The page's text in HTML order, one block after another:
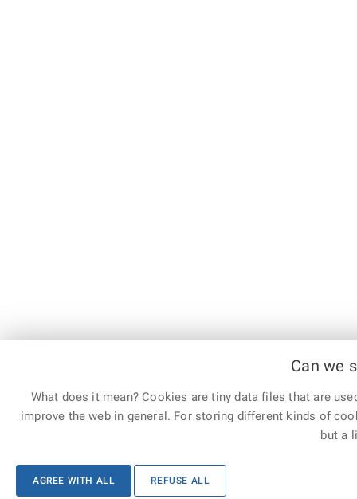
Can we
What does it mean? Cookies are tiny data files that are
improve the web in general. For storing different kinds of
but a
AGREE WITH ALL REFUSE ALL